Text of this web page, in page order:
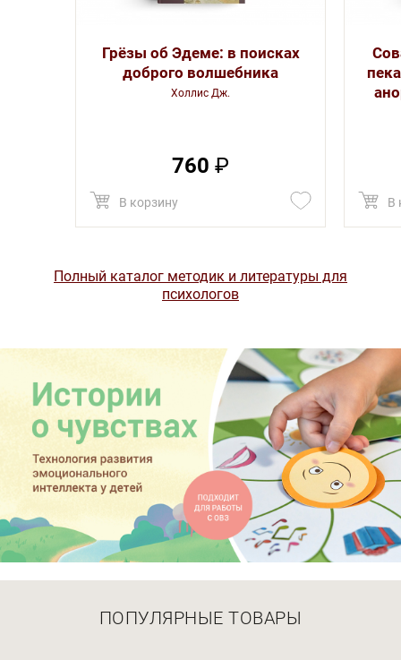
Грёзы об Эдеме: в поисках
доброго волшебника
Холлис Дж.
760 ₽
В корзину В
Полный каталог методик и литературы для
психологов
ПОПУЛЯРНЫЕ ТОВАРЫ